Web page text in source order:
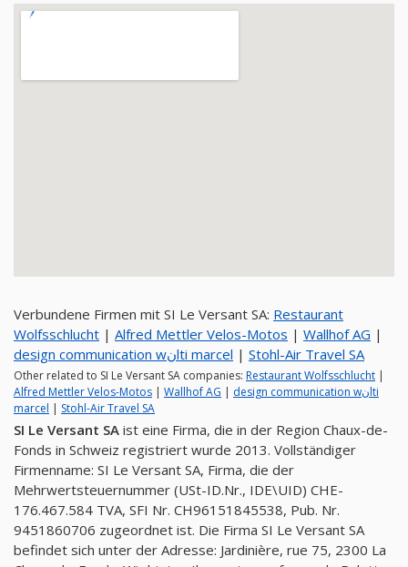
Verbundene Firmen mit SI Le Versant SA: Restaurant
Wolfsschlucht | Alfred Mettler Velos-Motos | Wallhof AG |
design communication wنlti marcel | Stohl-Air Travel SA
Other related to SI Le Versant SA companies: Restaurant Wolfsschlucht |
Alfred Mettler Velos-Motos | Wallhof AG | design communication wنlti
marcel | Stohl-Air Travel SA
SI Le Versant SA ist eine Firma, die in der Region Chaux-de-
Fonds in Schweiz registriert wurde 2013. Vollständiger
Firmenname: SI Le Versant SA, Firma, die der
Mehrwertsteuernummer (USt-ID.Nr., IDE\UID) CHE-
176.467.584 TVA, SFI Nr. CH96151845538, Pub. Nr.
9451860706 zugeordnet ist. Die Firma SI Le Versant SA
befindet sich unter der Adresse: Jardinière, rue 75, 2300 La